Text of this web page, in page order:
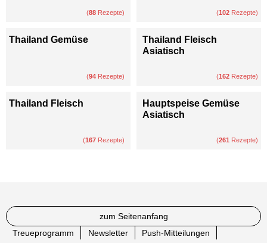
(88 Rezepte) (102 Rezepte)
Thailand Gemüse
(94 Rezepte)
Thailand Fleisch
Asiatisch
(162 Rezepte)
Thailand Fleisch
(167 Rezepte)
Hauptspeise Gemüse
Asiatisch
(261 Rezepte)
zum Seitenanfang
Treueprogramm
Newsletter
Push-Mitteilungen